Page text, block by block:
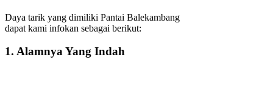
Daya tarik yang dimiliki Pantai Balekambang
dapat kami infokan sebagai berikut:
1. Alamnya Yang Indah